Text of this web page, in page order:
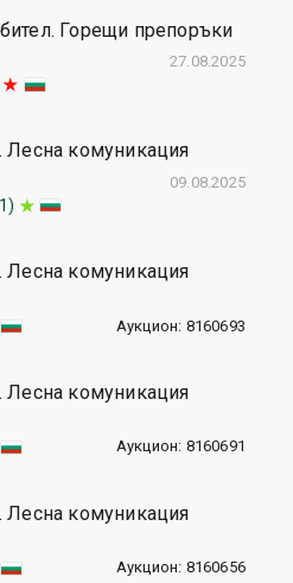
Горещи препоръки
27.08.2025
Лесна комуникация
09.08.2025
Лесна комуникация
Аукцион: 8160693
Лесна комуникация
Аукцион: 8160691
Лесна комуникация
Аукцион: 8160656